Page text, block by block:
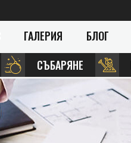
ГАЛЕРИЯ БЛОГ
СЪБАРЯНЕ